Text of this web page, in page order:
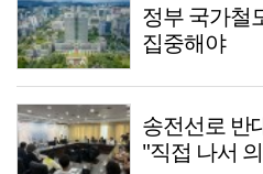
정부 국가철
집중해야
송전선로 반
"직접 나서